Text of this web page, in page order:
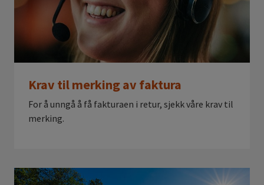
Krav til merking av faktura
For å unngå å få fakturaen i retur, sjekk våre krav til
merking.